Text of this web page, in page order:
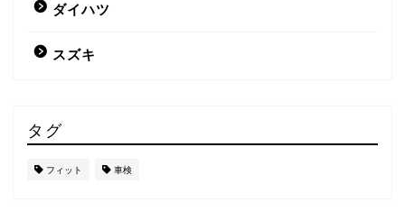
ダイハツ
スズキ
タグ
フィット 車検